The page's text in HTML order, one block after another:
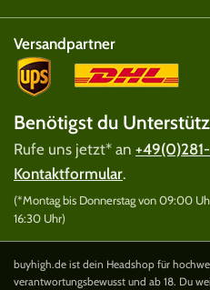
Versandpartner
Benötigst du
Rufe uns jetzt* an
Kontaktformular.
(*Montag bis Donnerstag von 09:00
16:30 Uhr)
buyhigh.de ist dein Headshop für
verantwortungsbewusst und ab 18. Du